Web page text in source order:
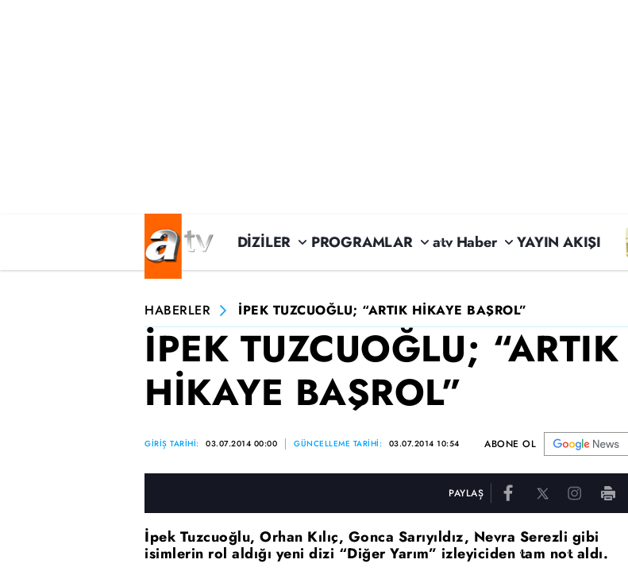
DİZİLER PROGRAMLAR atv Haber YAYIN AKIŞI
HABERLER İPEK TUZCUOĞLU; “ARTIK HİKAYE BAŞROL”
İPEK TUZCUOĞLU; “ARTIK
HİKAYE BAŞROL”
GİRİŞ TARİHİ: 03.07.2014 00:00 GÜNCELLEME TARİHİ: 03.07.2014 10:54 ABONE OL
PAYLAŞ
İpek Tuzcuoğlu, Orhan Kılıç, Gonca Sarıyıldız, Nevra Serezli gibi
isimlerin rol aldığı yeni dizi “Diğer Yarım” izleyiciden tam not aldı.